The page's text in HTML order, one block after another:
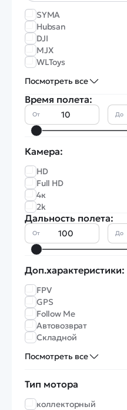
SYMA
Hubsan
DJI
MJX
WLToys
Посмотреть все
Время полета:
От До
Камера:
HD
Full HD
4к
2k
Дальность полета:
От До
Доп.характеристики:
FPV
GPS
Follow Me
Автовозврат
Складной
Посмотреть все
Тип мотора
коллекторный